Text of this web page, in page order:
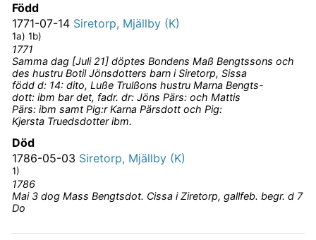
Född
1771-07-14 Siretorp, Mjällby (K)
1a) 1b)
1771
Samma dag [Juli 21] döptes Bondens Maß Bengtssons och
des hustru Botil Jönsdotters barn i Siretorp, Sissa
född d: 14: dito, Luße Trulßons hustru Marna Bengts-
dott: ibm bar det, fadr. dr: Jöns Pärs: och Mattis
Pärs: ibm samt Pig:r Karna Pärsdott och Pig:
Kjersta Truedsdotter ibm.
Död
1786-05-03 Siretorp, Mjällby (K)
1)
1786
Mai 3 dog Mass Bengtsdot. Cissa i Ziretorp, gallfeb. begr. d 7
Do